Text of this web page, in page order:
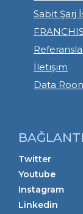
Sabit Şarj
İletişim
Data
Twitter
Youtube
Instagram
Linkedin